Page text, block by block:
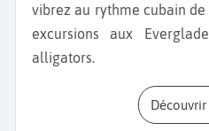
vibrez au rythme cubain
excursions aux
alligators.